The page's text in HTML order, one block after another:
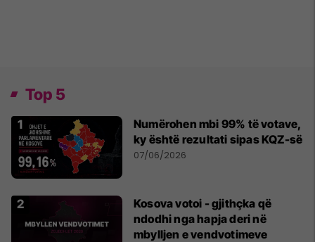
Top 5
Numërohen mbi 99% të votave,
ky është rezultati sipas KQZ-së
07/06/2026
Kosova votoi - gjithçka që
ndodhi nga hapja deri në
mbylljen e vendvotimeve